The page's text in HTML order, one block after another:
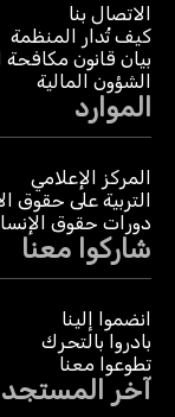
الاتصال بنا
كيف تُدار المنظمة
بيان قانون مكافحة
الشؤون المالية
الموارد
المركز الإعلامي
التربية على حقوق
دورات حقوق
شاركوا معنا
انضموا إلينا
بادروا بالتحرك
تطوعوا معنا
آخر